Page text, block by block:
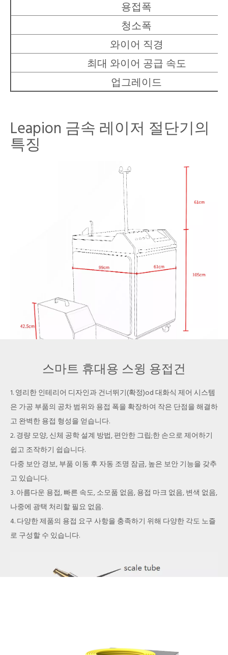
용접폭
청소폭
와이어 직경
최대 와이어 공급 속도
업그레이드
Leapion 금속 레이저 절단기의
특징
워크벤치의 한계를 뛰어넘다
기계 설계는 컴팩트하며 LF-W 시리즈는 YAG 레이저 용접 장비의
1/3에 불과합니다.
작은 기계 본체로 더 많은 공간을 확보하고 공장 공간을 점유하는 장
비 비용을 줄입니다.
섬유 와이어와 제어 와이어는 10/15/20 미터를 만들 수 있으며 용접
스마트 휴대용 스윙 용접건
1. 영리한 인테리어 디자인과 건너뛰기(확정)od 대화식 제어 시스템
은 가공 부품의 공차 범위와 용접 폭을 확장하여 작은 단점을 해결하
고 완벽한 용접 형성을 얻습니다.
2. 경량 모양, 신체 공학 설계 방법, 편안한 그립;한 손으로 제어하기
쉽고 조작하기 쉽습니다.
다중 보안 경보, 부품 이동 후 자동 조명 잠금, 높은 보안 기능을 갖추
고 있습니다.
3. 아름다운 용접, 빠른 속도, 소모품 없음, 용접 마크 없음, 변색 없음,
나중에 광택 처리할 필요 없음.
4. 다양한 제품의 용접 요구 사항을 충족하기 위해 다양한 각도 노즐
로 구성할 수 있습니다.